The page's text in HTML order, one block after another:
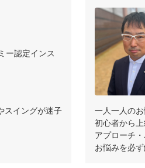
作成します。
いきます。
ー認定インス
スイングが迷子
一人一人のお
初心者から
アプローチ
お悩みを必